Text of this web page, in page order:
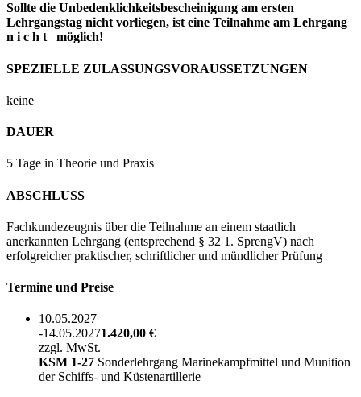
Sollte die Unbedenklichkeitsbescheinigung am ersten
Lehrgangstag nicht vorliegen, ist eine Teilnahme am Lehrgang
n i c h t möglich!
SPEZIELLE ZULASSUNGSVORAUSSETZUNGEN
keine
DAUER
5 Tage in Theorie und Praxis
ABSCHLUSS
Fachkundezeugnis über die Teilnahme an einem staatlich
anerkannten Lehrgang (entsprechend § 32 1. SprengV) nach
erfolgreicher praktischer, schriftlicher und mündlicher Prüfung
Termine und Preise
10.05.2027
-14.05.20271.420,00 €
zzgl. MwSt.
KSM 1-27 Sonderlehrgang Marinekampfmittel und Munition
der Schiffs- und Küstenartillerie